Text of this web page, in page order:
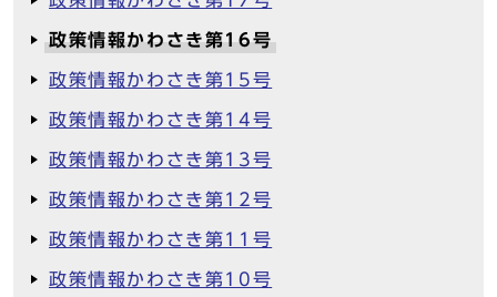
政策情報かわさき第16号
政策情報かわさき第15号
政策情報かわさき第14号
政策情報かわさき第13号
政策情報かわさき第12号
政策情報かわさき第11号
政策情報かわさき第10号